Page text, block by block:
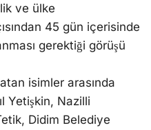
ve ülke
45 gün içerisinde
gerektiği görüşü
isimler arasında
Yetişkin, Nazilli
Didim Belediye